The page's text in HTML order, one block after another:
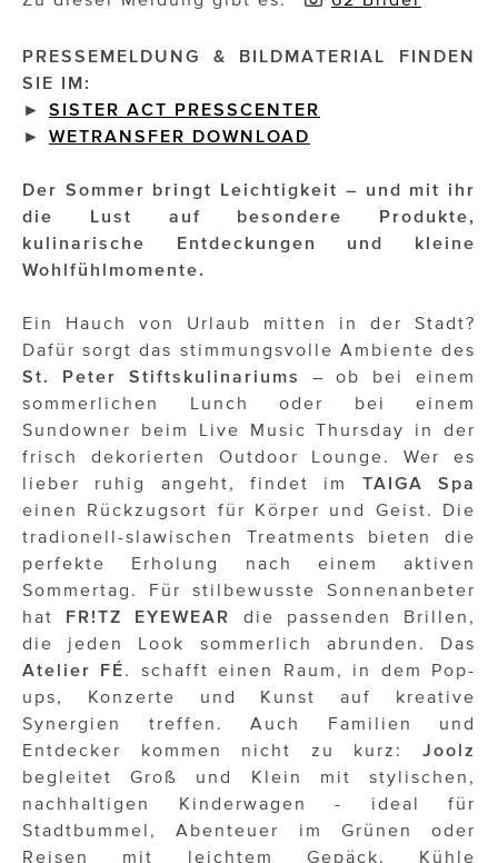
JOHANN STRAUSS – NEW DIMENSIONS
JOOLZ
JUWELIER WAGNER
Magenta Telekom
Merz Aesthetics
NEVER AGE NUTRITION
Nina Kraft – Kraft Media Minds
NORMAL
rot weiss rosé
OTTO AM DONAUKANAL
sehen!wutscher
SISTER ACT
Solid & Bold
Susanne Wuest
The Budims
PRESSEMELDUNG & BILDMATERIAL FINDEN
SIE IM:
► SISTER ACT PRESSCENTER
► WETRANSFER DOWNLOAD
Der Sommer bringt Leichtigkeit – und mit ihr
die Lust auf besondere Produkte,
kulinarische Entdeckungen und kleine
Wohlfühlmomente.
Ein Hauch von Urlaub mitten in der Stadt?
Dafür sorgt das stimmungsvolle Ambiente des
St. Peter Stiftskulinariums
– ob bei einem
sommerlichen Lunch oder bei einem
Sundowner beim Live Music Thursday in der
frisch dekorierten Outdoor Lounge. Wer es
lieber ruhig angeht, findet im TAIGA Spa
einen Rückzugsort für Körper und Geist. Die
tradionell-slawischen Treatments bieten die
perfekte Erholung nach einem aktiven
Sommertag. Für stilbewusste Sonnenanbeter
hat FR!TZ EYEWEAR
die passenden Brillen,
die jeden Look sommerlich abrunden. Das
Atelier FÉ. schafft einen Raum, in dem Pop-
ups, Konzerte und Kunst auf kreative
Synergien treffen. Auch Familien und
Entdecker kommen nicht zu kurz: Joolz
begleitet Groß und Klein mit stylischen,
nachhaltigen Kinderwagen - ideal für
Stadtbummel, Abenteuer im Grünen oder
Reisen mit leichtem Gepäck. Kühle